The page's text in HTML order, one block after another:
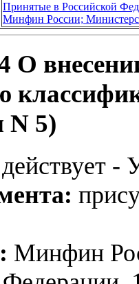
Принятые в Российской
Минфин России;
О
N 5)
-
Минфин